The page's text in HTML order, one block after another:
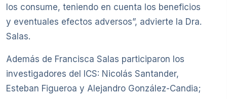
los consume, teniendo en cuenta los beneficios
y eventuales efectos adversos”, advierte la Dra.
Salas.
Además de Francisca Salas participaron los
investigadores del ICS: Nicolás Santander,
Esteban Figueroa y Alejandro González-Candia;